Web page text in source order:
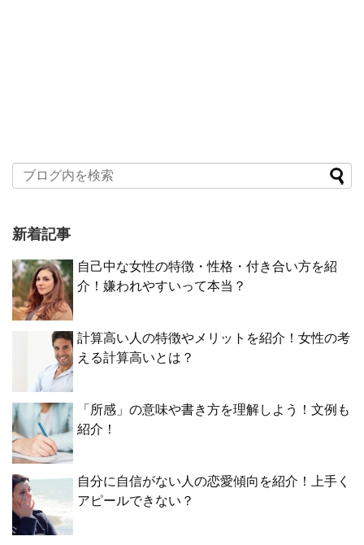
新着記事
自己中な女性の特徴・性格・付き合い方を紹
介！嫌われやすいって本当？
計算高い人の特徴やメリットを紹介！女性の考
える計算高いとは？
「所感」の意味や書き方を理解しよう！文例も
紹介！
自分に自信がない人の恋愛傾向を紹介！上手く
アピールできない？